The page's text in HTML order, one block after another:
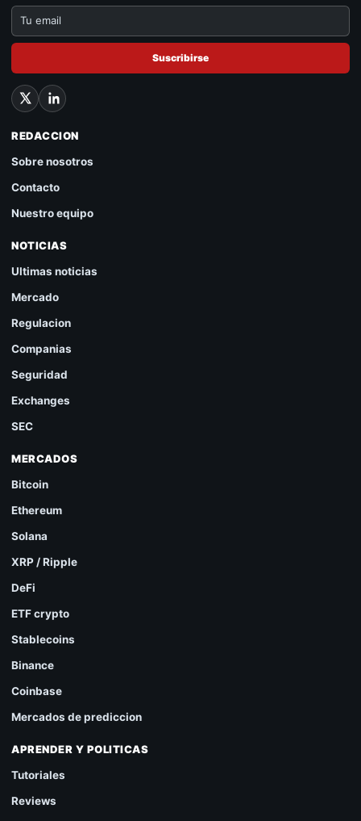
Suscribirse
REDACCION
Sobre nosotros
Contacto
Nuestro equipo
NOTICIAS
Ultimas noticias
Mercado
Regulacion
Companias
Seguridad
Exchanges
SEC
MERCADOS
Bitcoin
Ethereum
Solana
XRP / Ripple
DeFi
ETF crypto
Stablecoins
Binance
Coinbase
Mercados de prediccion
APRENDER Y POLITICAS
Tutoriales
Reviews